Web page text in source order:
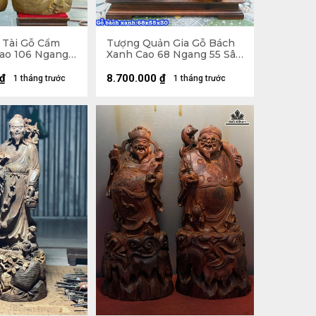
Gỗ Cẩm
106 Ngang
Sâu 25 (cm)
1 tháng trước
₫
Tượng Quản Gia Gỗ Bách
Xanh Cao 68 Ngang 55 Sâu
1 tháng trước
8.700.000 ₫